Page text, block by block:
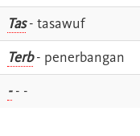
Tas- tasawuf
Terb- penerbangan
-- -